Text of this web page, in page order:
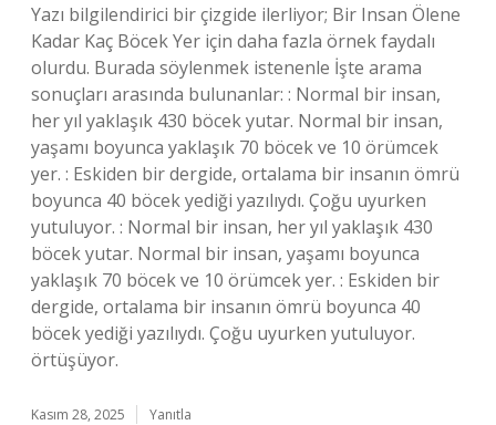
Yazı bilgilendirici bir çizgide ilerliyor; Bir Insan Ölene
Kadar Kaç Böcek Yer için daha fazla örnek faydalı
olurdu. Burada söylenmek istenenle İşte arama
sonuçları arasında bulunanlar: : Normal bir insan,
her yıl yaklaşık 430 böcek yutar. Normal bir insan,
yaşamı boyunca yaklaşık 70 böcek ve 10 örümcek
yer. : Eskiden bir dergide, ortalama bir insanın ömrü
boyunca 40 böcek yediği yazılıydı. Çoğu uyurken
yutuluyor. : Normal bir insan, her yıl yaklaşık 430
böcek yutar. Normal bir insan, yaşamı boyunca
yaklaşık 70 böcek ve 10 örümcek yer. : Eskiden bir
dergide, ortalama bir insanın ömrü boyunca 40
böcek yediği yazılıydı. Çoğu uyurken yutuluyor.
örtüşüyor.
Kasım 28, 2025 Yanıtla